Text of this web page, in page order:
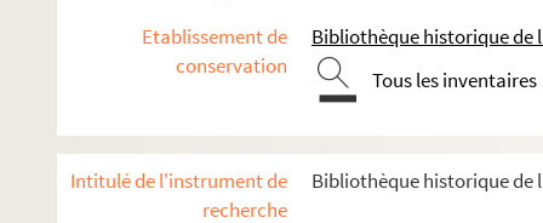
Etablissement de
conservation
Bibliothèque historique de
Tous les inventaires
Intitulé de l'instrument de
recherche
Bibliothèque historique de